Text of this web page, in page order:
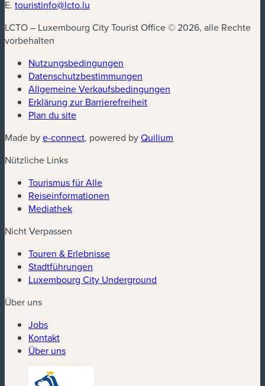
E. touristinfo@lcto.lu
LCTO – Luxembourg City Tourist Office © 2026, alle Rechte
vorbehalten
Nutzungsbedingungen
Datenschutzbestimmungen
Allgemeine Verkaufsbedingungen
Erklärung zur Barrierefreiheit
Plan du site
Made bye-connect(neues Fenster)
, powered byQuilium
Nützliche Links
Tourismus für Alle
Reiseinformationen
Mediathek
Nicht Verpassen
Touren & Erlebnisse
Stadtführungen
Luxembourg City Underground
Über uns
Jobs
Kontakt
Über uns